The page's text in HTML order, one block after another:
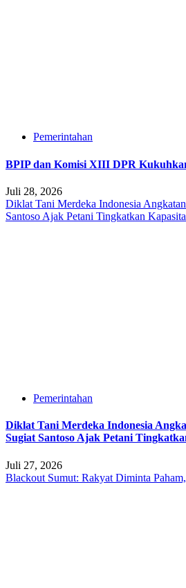
Pemerintahan
BPIP dan Komisi XIII DPR
Juli 28, 2026
Diklat Tani Merdeka Indonesia
Santoso Ajak Petani Tingkatkan
Pemerintahan
Diklat Tani Merdeka Indonesia
Sugiat Santoso Ajak Petani
Juli 27, 2026
Blackout Sumut: Rakyat Diminta